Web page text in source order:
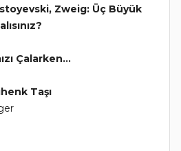
Zweig: Üç Büyük
Çalarken...
Taşı